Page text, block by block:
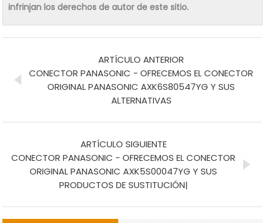
infrinjan los derechos de autor de este sitio.
ARTÍCULO ANTERIOR
CONECTOR PANASONIC - OFRECEMOS EL CONECTOR
ORIGINAL PANASONIC AXK6S80547YG Y SUS
ALTERNATIVAS
ARTÍCULO SIGUIENTE
CONECTOR PANASONIC - OFRECEMOS EL CONECTOR
ORIGINAL PANASONIC AXK5S00047YG Y SUS
PRODUCTOS DE SUSTITUCIÓN|